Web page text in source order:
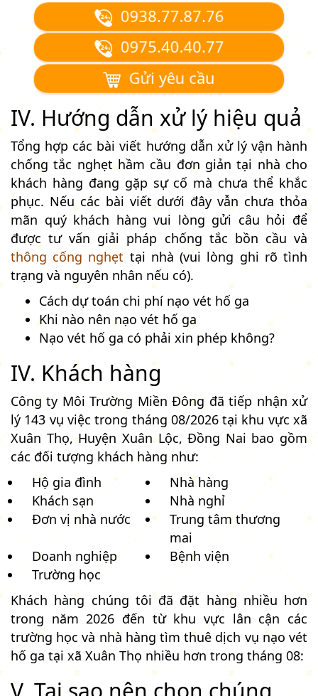
0938.77.87.76
0975.40.40.77
Gửi yêu cầu
IV. Hướng dẫn xử lý hiệu quả
Tổng hợp các bài viết hướng dẫn xử lý vận hành
chống tắc nghẹt hầm cầu đơn giản tại nhà cho
khách hàng đang gặp sự cố mà chưa thể khắc
phục. Nếu các bài viết dưới đây vẫn chưa thỏa
mãn quý khách hàng vui lòng gửi câu hỏi để
được tư vấn giải pháp chống tắc bồn cầu và
thông cống nghẹt tại nhà (vui lòng ghi rõ tình
trạng và nguyên nhân nếu có).
Cách dự toán chi phí nạo vét hố ga
Khi nào nên nạo vét hố ga
Nạo vét hố ga có phải xin phép không?
IV. Khách hàng
Công ty Môi Trường Miền Đông đã tiếp nhận xử
lý 143 vụ việc trong tháng 08/2026 tại khu vực xã
Xuân Thọ, Huyện Xuân Lộc, Đồng Nai bao gồm
các đối tượng khách hàng như:
Hộ gia đình
Nhà hàng
Khách sạn
Nhà nghỉ
Đơn vị nhà nước
Trung tâm thương
mai
Doanh nghiệp
Bệnh viện
Trường học
Khách hàng chúng tôi đã đặt hàng nhiều hơn
trong năm 2026 đến từ khu vực lân cận các
trường học và nhà hàng tìm thuê dịch vụ nạo vét
hố ga tại xã Xuân Thọ nhiều hơn trong tháng 08: